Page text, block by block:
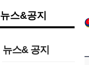
뉴스&공지
뉴스& 공지